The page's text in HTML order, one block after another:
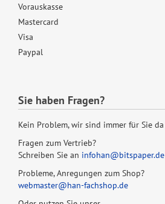
Vorauskasse
Mastercard
Visa
Paypal
Sie haben Fragen?
Kein Problem, wir sind immer für Sie da
Fragen zum Vertrieb?
Schreiben Sie an infohan@bitspaper.de
Probleme, Anregungen zum Shop?
webmaster@han-fachshop.de